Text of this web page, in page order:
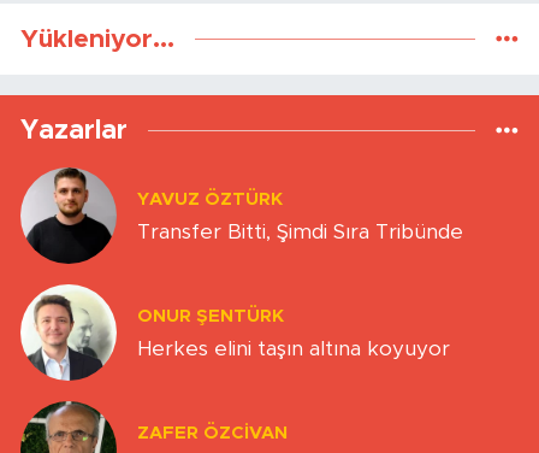
Yükleniyor...
Yazarlar
YAVUZ ÖZTÜRK
Transfer Bitti, Şimdi Sıra Tribünde
ONUR ŞENTÜRK
Herkes elini taşın altına koyuyor
ZAFER ÖZCIVAN